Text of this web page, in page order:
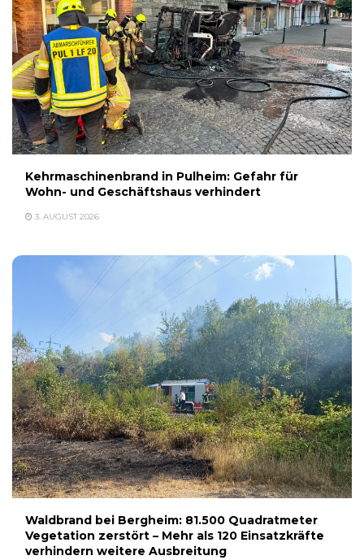
Kehrmaschinenbrand in Pulheim: Gefahr für
Wohn- und Geschäftshaus verhindert
3. AUGUST 2026
Waldbrand bei Bergheim: 81.500 Quadratmeter
Vegetation zerstört – Mehr als 120 Einsatzkräfte
verhindern weitere Ausbreitung